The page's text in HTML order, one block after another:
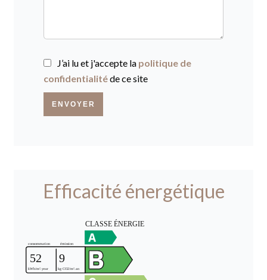
J’ai lu et j'accepte la politique de
confidentialitéde ce site
ENVOYER
Efficacité énergétique